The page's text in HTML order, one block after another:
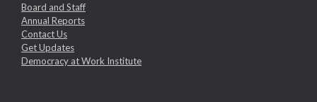
Board and Staff
Annual Reports
Contact Us
Get Updates
Democracy at Work Institute